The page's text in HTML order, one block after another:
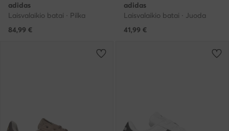
adidas
Laisvalaikio batai · Pilka
84,99 €
adidas
Laisvalaikio batai · Juoda
41,99 €